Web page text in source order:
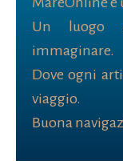
Un luogo
immaginare.
Dove ogni
viaggio.
Buona